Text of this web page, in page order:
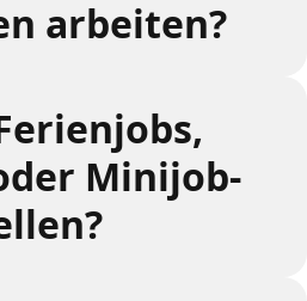
arbeiten?
Minijob-